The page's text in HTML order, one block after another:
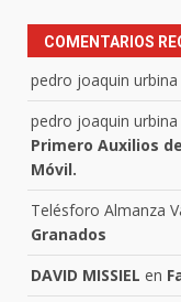
COMENTARIOS
pedro joaquin
pedro joaquin
Primero Auxilios
Móvil.
Telésforo Almanza
Granados
DAVID MISSIEL en